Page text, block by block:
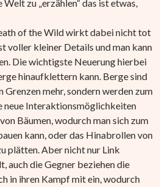
zu „erzählen“ das ist etwas,
of the Wild wirkt dabei nicht tot
voller kleiner Details und man kann
Die wichtigste Neuerung hierbei
hinaufklettern kann. Berge sind
mehr, sondern werden zum
neue Interaktionsmöglichkeiten
Bäumen, wodurch man sich zum
kann, oder das Hinabrollen von
plätten. Aber nicht nur Link
auch die Gegner beziehen die
in ihren Kampf mit ein, wodurch